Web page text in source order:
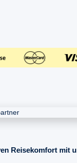
Reisekomfort mit